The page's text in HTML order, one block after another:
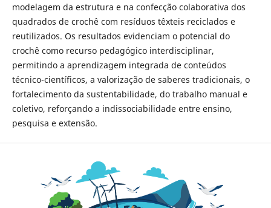
modelagem da estrutura e na confecção colaborativa dos
quadrados de crochê com resíduos têxteis reciclados e
reutilizados. Os resultados evidenciam o potencial do
crochê como recurso pedagógico interdisciplinar,
permitindo a aprendizagem integrada de conteúdos
técnico-científicos, a valorização de saberes tradicionais, o
fortalecimento da sustentabilidade, do trabalho manual e
coletivo, reforçando a indissociabilidade entre ensino,
pesquisa e extensão.